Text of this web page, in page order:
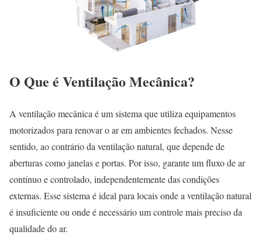
O Que é Ventilação Mecânica?
A ventilação mecânica é um sistema que utiliza equipamentos
motorizados para renovar o ar em ambientes fechados. Nesse
sentido, ao contrário da ventilação natural, que depende de
aberturas como janelas e portas. Por isso, garante um fluxo de ar
contínuo e controlado, independentemente das condições
externas. Esse sistema é ideal para locais onde a ventilação natural
é insuficiente ou onde é necessário um controle mais preciso da
qualidade do ar.